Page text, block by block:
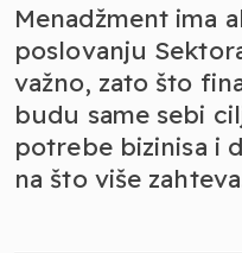
Menadžment ima
poslovanju
važno, zato što
budu same sebi
potrebe bizinisa i
na što više